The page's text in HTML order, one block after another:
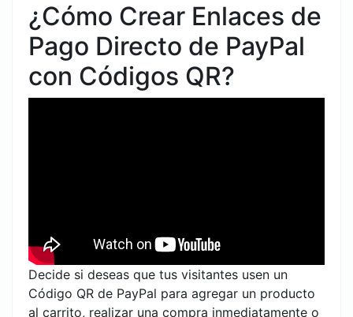
¿Cómo Crear Enlaces de
Pago Directo de PayPal
con Códigos QR?
Decide si deseas que tus visitantes usen un
Código QR de PayPal para agregar un producto
al carrito, realizar una compra inmediatamente o